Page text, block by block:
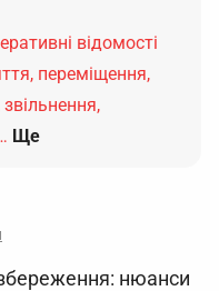
відомості
переміщення,
Ще
нюанси